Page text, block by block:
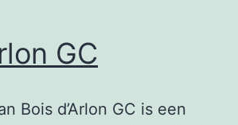
GC
Bois d’Arlon GC is een